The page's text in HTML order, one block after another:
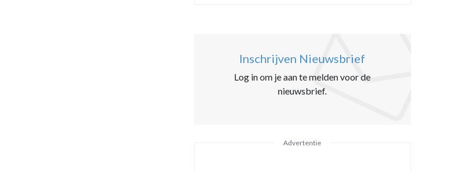
Inschrijven Nieuwsbrief
Log in om je aan te melden voor de
nieuwsbrief.
Advertentie